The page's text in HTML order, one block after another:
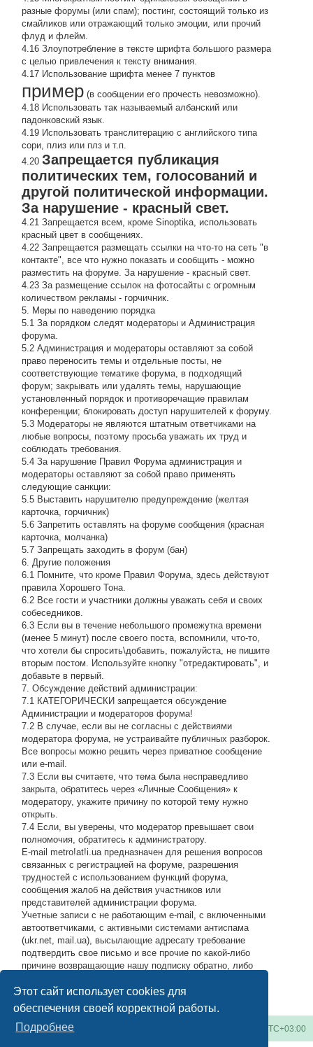
Этот сайт использует cookies для
обеспечения своей корректной работы.
Подробнее
разные форумы (или спам); постинг, состоящий только из
смайликов или отражающий только эмоции, или прочий
флуд и флейм.
4.16 Злоупотребление в тексте шрифта большого размера
с целью привлечения к тексту внимания.
4.17 Использование шрифта менее 7 пунктов
пример (в сообщении его прочесть невозможно).
4.18 Использовать так называемый албанский или
падонковский язык.
4.19 Использовать транслитерацию с английского типа
сори, плиз или плз и т.п.
4.20Запрещается публикация
политических тем, голосований и
другой политической информации.
За нарушение - красный свет.
4.21 Запрещается всем, кроме Sinoptika, использовать
красный цвет в сообщениях.
4.22 Запрещается размещать ссылки на что-то на сеть "в
контакте", все что нужно показать и сообщить - можно
разместить на форуме. За нарушение - красный свет.
4.23 За размещение ссылок на фотосайты с огромным
количеством рекламы - горчичник.
5. Меры по наведению порядка
5.1 За порядком следят модераторы и Администрация
форума.
5.2 Администрация и модераторы оставляют за собой
право переносить темы и отдельные посты, не
соответствующие тематике форума, в подходящий
форум; закрывать или удалять темы, нарушающие
установленный порядок и противоречащие правилам
конференции; блокировать доступ нарушителей к форуму.
5.3 Модераторы не являются штатным ответчиками на
любые вопросы, поэтому просьба уважать их труд и
соблюдать требования.
5.4 За нарушение Правил Форума администрация и
модераторы оставляют за собой право применять
следующие санкции:
5.5 Выставить нарушителю предупреждение (желтая
карточка, горчичник)
5.6 Запретить оставлять на форуме сообщения (красная
карточка, молчанка)
5.7 Запрещать заходить в форум (бан)
6. Другие положения
6.1 Помните, что кроме Правил Форума, здесь действуют
правила Хорошего Тона.
6.2 Все гости и участники должны уважать себя и своих
собеседников.
6.3 Если вы в течение небольшого промежутка времени
(менее 5 минут) после своего поста, вспомнили, что-то,
что хотели бы спросить\добавить, пожалуйста, не пишите
вторым постом. Используйте кнопку "отредактировать", и
добавьте в первый.
7. Обсуждение действий администрации:
7.1 КАТЕГОРИЧЕСКИ запрещается обсуждение
Администрации и модераторов форума!
7.2 В случае, если вы не согласны с действиями
модератора форума, не устраивайте публичных разборок.
Все вопросы можно решить через приватное сообщение
или e-mail.
7.3 Если вы считаете, что тема была несправедливо
закрыта, обратитесь через «Личные Сообщения» к
модератору, укажите причину по которой тему нужно
открыть.
7.4 Если, вы уверены, что модератор превышает свои
полномочия, обратитесь к администратору.
E-mail metro!at!i.ua предназначен для решения вопросов
связанных с регистрацией на форуме, разрешения
трудностей с использованием функций форума,
сообщения жалоб на действия участников или
представителей администрации форума.
Учетные записи с не работающим e-mail, с включенными
автоответчиками, с активными системами антиспама
(ukr.net, mail.ua), высылающие адресату требование
подтвердить свое письмо и все прочие по какой-либо
причине возвращающие нашу подписку обратно, либо
блокироваться по усмотрению администратора.
Киевское метро UTC+03:00